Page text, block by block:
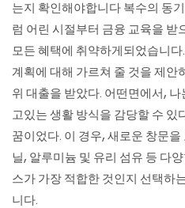
는지 확인해야합니다 복수의 동
럼 어린 시절부터 금융 교육을 받
모든 혜택에 취약하게되었습니
계획에 대해 가르쳐 줄 것을 제안
위 대출을 받았다. 어떤면에서,
고있는 생활 방식을 감당할 수 있
꿈이었다. 이 경우, 새로운 창문을
닐, 알루미늄 및 유리 섬유 등 다
스가 가장 적합한 것인지 선택하
니다.